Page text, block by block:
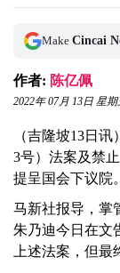
Make Cincai
作者: 陈亿佩
2022年 07月 13日 星
（吉隆坡13日
3号）法案及禁
提呈国会下议院。
马新社报导，掌
朱乃迪今日在文
上述法案，但最